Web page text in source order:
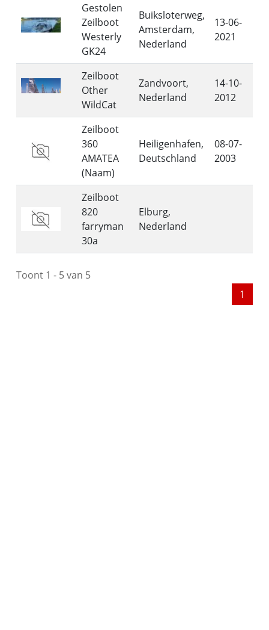
Gestolen
Zeilboot
Westerly
GK24
Buiksloterweg,
Amsterdam,
Nederland
13-06-
2021
Zeilboot
Other
WildCat
Zandvoort,
Nederland
14-10-
2012
Zeilboot
360
AMATEA
(Naam)
Heiligenhafen,
Deutschland
08-07-
2003
Zeilboot
820
farryman
30a
Elburg,
Nederland
Toont 1 - 5 van 5
1